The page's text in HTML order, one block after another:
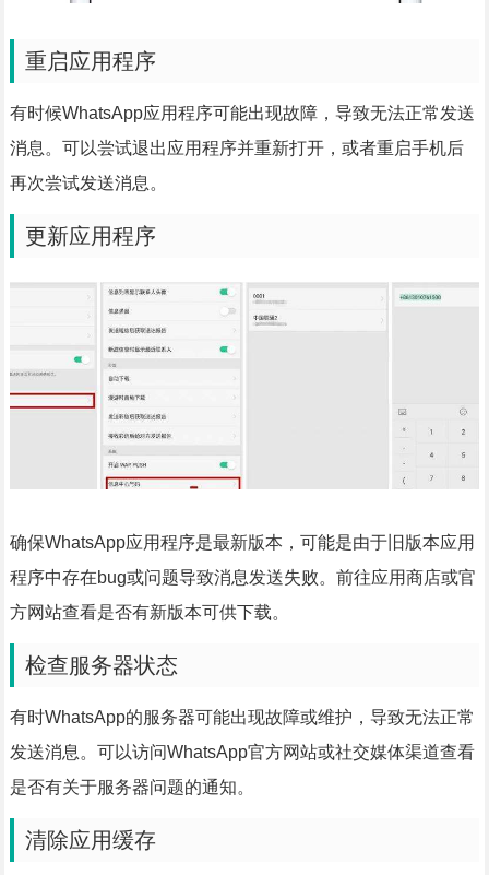
重启应用程序
有时候WhatsApp应用程序可能出现故障，导致无法正常发送
消息。可以尝试退出应用程序并重新打开，或者重启手机后
再次尝试发送消息。
更新应用程序
确保WhatsApp应用程序是最新版本，可能是由于旧版本应用
程序中存在bug或问题导致消息发送失败。前往应用商店或官
方网站查看是否有新版本可供下载。
检查服务器状态
有时WhatsApp的服务器可能出现故障或维护，导致无法正常
发送消息。可以访问WhatsApp官方网站或社交媒体渠道查看
是否有关于服务器问题的通知。
清除应用缓存